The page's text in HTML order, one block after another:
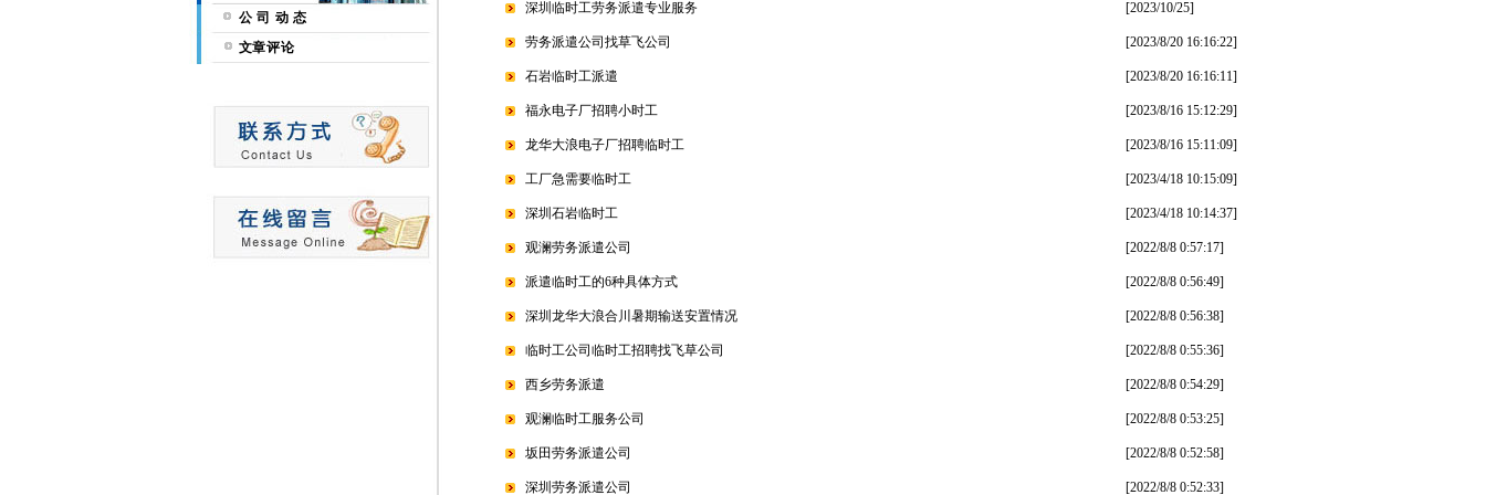
公 司 动 态
文章评论
深圳临时工劳务派遣专业服务 [2023/10/25]
劳务派遣公司找草飞公司 [2023/8/20 16:16:22]
石岩临时工派遣 [2023/8/20 16:16:11]
福永电子厂招聘小时工 [2023/8/16 15:12:29]
龙华大浪电子厂招聘临时工 [2023/8/16 15:11:09]
工厂急需要临时工 [2023/4/18 10:15:09]
深圳石岩临时工 [2023/4/18 10:14:37]
观澜劳务派遣公司 [2022/8/8 0:57:17]
派遣临时工的6种具体方式 [2022/8/8 0:56:49]
深圳龙华大浪合川暑期输送安置情况 [2022/8/8 0:56:38]
临时工公司临时工招聘找飞草公司 [2022/8/8 0:55:36]
西乡劳务派遣 [2022/8/8 0:54:29]
观澜临时工服务公司 [2022/8/8 0:53:25]
坂田劳务派遣公司 [2022/8/8 0:52:58]
深圳劳务派遣公司 [2022/8/8 0:52:33]